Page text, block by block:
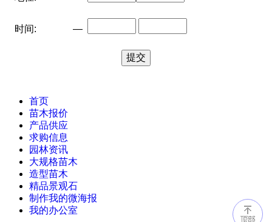
时间: —
首页
苗木报价
产品供应
求购信息
园林资讯
大规格苗木
造型苗木
精品景观石
制作我的微海报
我的办公室